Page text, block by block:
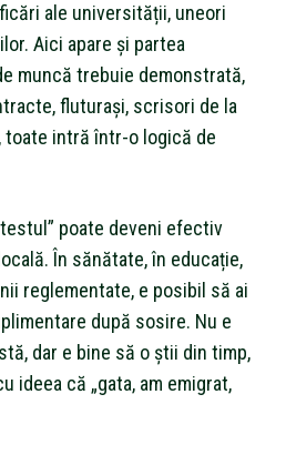
ale universității, uneori
Aici apare și partea
muncă trebuie demonstrată,
fluturași, scrisori de la
toate intră într-o logică de
poate deveni efectiv
În sănătate, în educație,
reglementate, e posibil să ai
după sosire. Nu e
dar e bine să o știi din timp,
ideea că „gata, am emigrat,